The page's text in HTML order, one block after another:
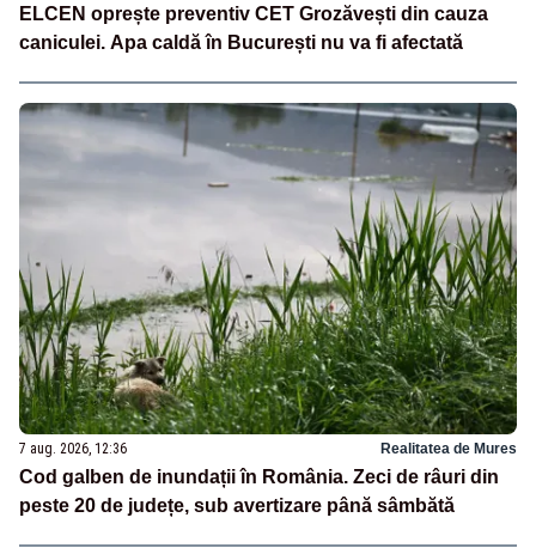
ELCEN oprește preventiv CET Grozăvești din cauza
caniculei. Apa caldă în București nu va fi afectată
7 aug. 2026, 12:36 Realitatea de Mures
Cod galben de inundații în România. Zeci de râuri din
peste 20 de județe, sub avertizare până sâmbătă